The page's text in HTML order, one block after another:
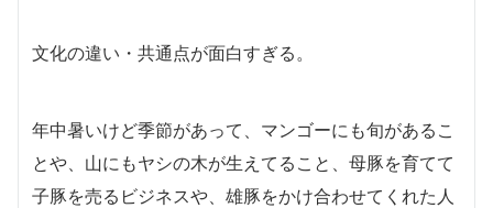
文化の違い・共通点が面白すぎる。
年中暑いけど季節があって、マンゴーにも旬があるこ
とや、山にもヤシの木が生えてること、母豚を育てて
子豚を売るビジネスや、雄豚をかけ合わせてくれた人